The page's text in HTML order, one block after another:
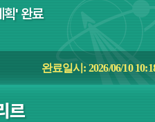
획' 완료
완료일시: 2026/06/10
르